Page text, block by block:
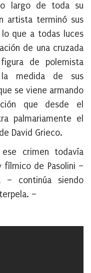
largo de toda su
artista terminó sus
que a todas luces
de una cruzada
de polemista
medida de sus
se viene armando
que desde el
palmariamente el
David Grieco.
crimen todavía
de Pasolini –
– continúa siendo
–